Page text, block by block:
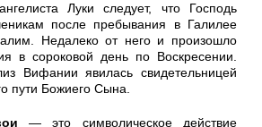
Луки следует, что Господь
после пребывания в Галилее
Недалеко от него и произошло
в со­роковой день по Воскресении.
Вифании яви­лась свидетельницей
пути Божиего Сына.
— это символическое действие